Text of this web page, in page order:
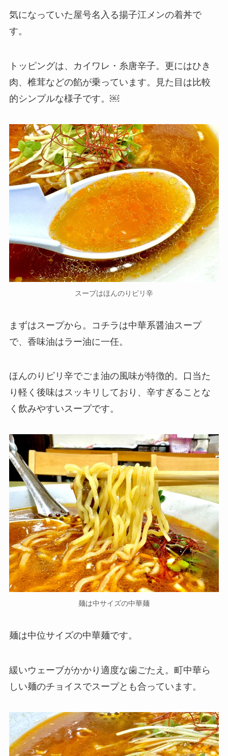
気になっていた屋号名入る揚子江メンの着丼で
す。
トッピングは、カイワレ・糸唐辛子。更にはひき
肉、椎茸などの餡が乗っています。見た目は比較
的シンプルな様子です。￼
スープはほんのりピリ辛
まずはスープから。コチラは中華系醤油スープ
で、香味油はラー油に一任。
ほんのりピリ辛でごま油の風味が特徴的。口当た
り軽く後味はスッキリしており、辛すぎることな
く飲みやすいスープです。
麺は中サイズの中華麺
麺は中位サイズの中華麺です。
緩いウェーブがかかり適度な歯ごたえ。町中華ら
しい麺のチョイスでスープとも合っています。